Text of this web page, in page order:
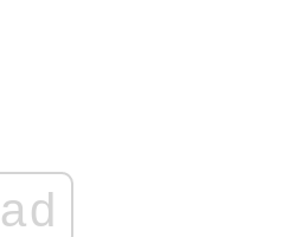
ad